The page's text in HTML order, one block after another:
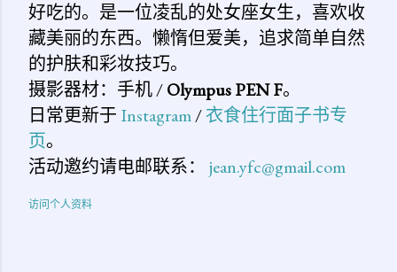
好吃的。是一位凌乱的处女座女生，喜欢收
藏美丽的东西。懒惰但爱美，追求简单自然
的护肤和彩妆技巧。
摄影器材：手机 /Olympus PEN F。
日常更新于 Instagram/衣食住行面子书专
页。
活动邀约请电邮联系： jean.yfc@gmail.com
访问个人资料